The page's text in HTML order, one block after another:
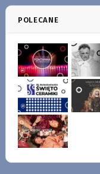
POLECANE